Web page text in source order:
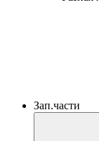
Зап.части